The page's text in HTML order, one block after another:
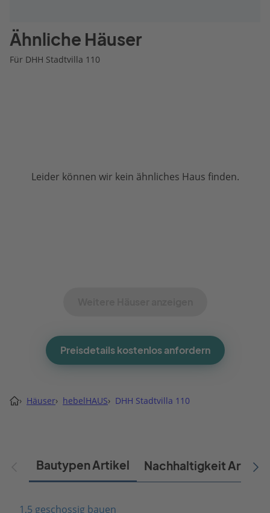
Ähnliche Häuser
Für DHH Stadtvilla 110
Leider können wir kein ähnliches Haus finden.
Preisdetails kostenlos anfordern
› Häuser› hebelHAUS› DHH Stadtvilla 110
Bautypen Artikel Nachhaltigkeit Artikel
1,5 geschossig bauen